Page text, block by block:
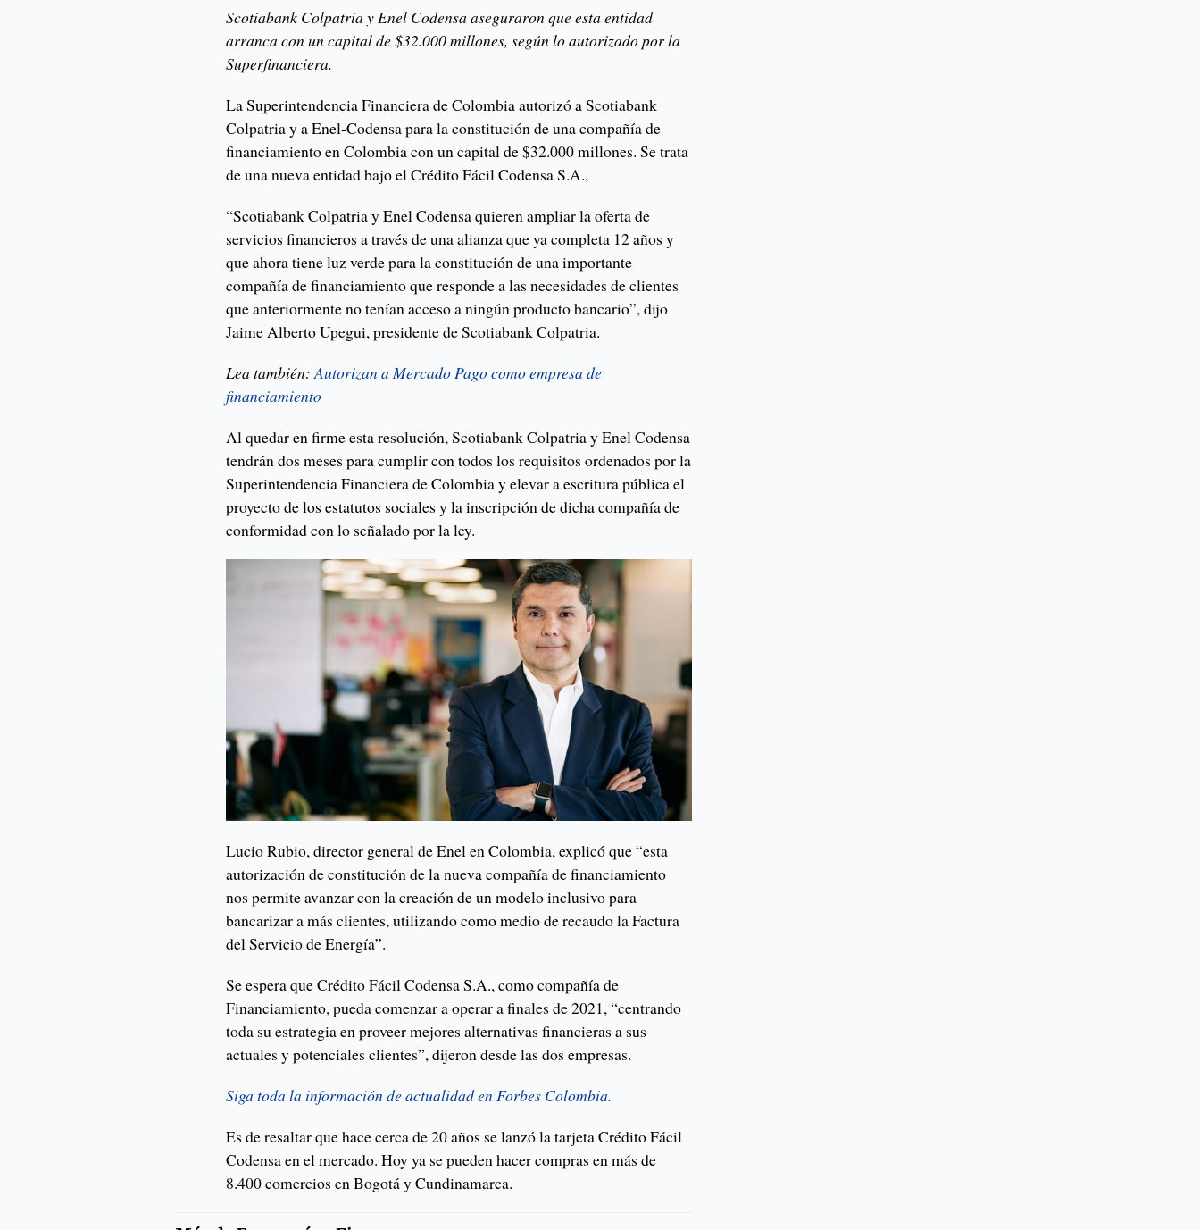
Scotiabank Colpatria y Enel Codensa aseguraron que esta entidad
arranca con un capital de $32.000 millones, según lo autorizado por la
Superfinanciera.
La Superintendencia Financiera de Colombia autorizó a Scotiabank
Colpatria y a Enel-Codensa para la constitución de una compañía de
financiamiento en Colombia con un capital de $32.000 millones. Se trata
de una nueva entidad bajo el Crédito Fácil Codensa S.A.,
“Scotiabank Colpatria y Enel Codensa quieren ampliar la oferta de
servicios financieros a través de una alianza que ya completa 12 años y
que ahora tiene luz verde para la constitución de una importante
compañía de financiamiento que responde a las necesidades de clientes
que anteriormente no tenían acceso a ningún producto bancario”, dijo
Jaime Alberto Upegui, presidente de Scotiabank Colpatria.
Lea también:Autorizan a Mercado Pago como empresa de
financiamiento
Al quedar en firme esta resolución, Scotiabank Colpatria y Enel Codensa
tendrán dos meses para cumplir con todos los requisitos ordenados por la
Superintendencia Financiera de Colombia y elevar a escritura pública el
proyecto de los estatutos sociales y la inscripción de dicha compañía de
conformidad con lo señalado por la ley.
Lucio Rubio, director general de Enel en Colombia, explicó que “esta
autorización de constitución de la nueva compañía de financiamiento
nos permite avanzar con la creación de un modelo inclusivo para
bancarizar a más clientes, utilizando como medio de recaudo la Factura
del Servicio de Energía”.
Se espera que Crédito Fácil Codensa S.A., como compañía de
Financiamiento, pueda comenzar a operar a finales de 2021, “centrando
toda su estrategia en proveer mejores alternativas financieras a sus
actuales y potenciales clientes”, dijeron desde las dos empresas.
Siga toda la información de actualidad en Forbes Colombia.
Es de resaltar que hace cerca de 20 años se lanzó la tarjeta Crédito Fácil
Codensa en el mercado. Hoy ya se pueden hacer compras en más de
8.400 comercios en Bogotá y Cundinamarca.